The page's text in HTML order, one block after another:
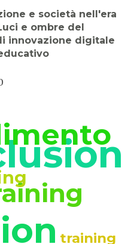
e società nell'era
e ombre del
innovazione digitale
training